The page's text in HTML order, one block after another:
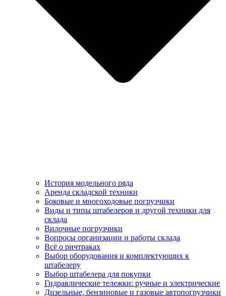
История модельного ряда
Аренда складской техники
Боковые и многоходовые погрузчики
Виды и типы штабелеров и другой техники для
склада
Вилочные погрузчики
Вопросы организации и работы склада
Всё о ричтраках
Выбор оборудования и комплектующих к
штабелеру
Выбор штабелера для покупки
Гидравлические тележки: ручные и электрические
Дизельные, бензиновые и газовые автопогрузчики